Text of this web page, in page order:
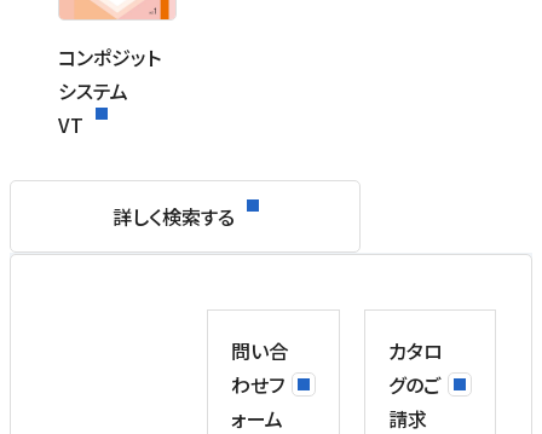
コンポジット
システム
VT
詳しく検索する
問い合
わせフ
ォーム
カタロ
グのご
請求